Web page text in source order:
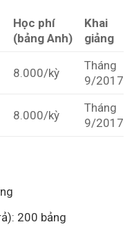
Học phí
(bảng Anh)
Khai
giảng
8.000/kỳ
Tháng
9/2017
8.000/kỳ
Tháng
9/2017
200 bảng